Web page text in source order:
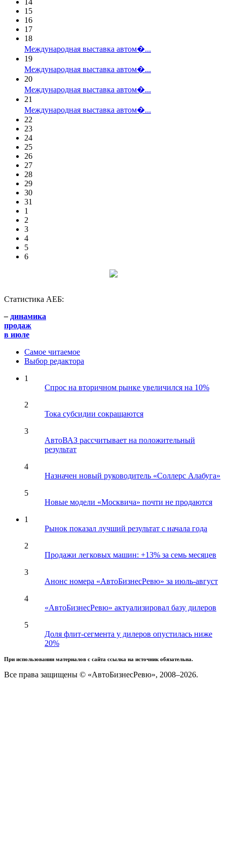
15
16
17
18
Международная выставка автом�...
19
Международная выставка автом�...
20
Международная выставка автом�...
21
Международная выставка автом�...
22
23
24
25
26
27
28
29
30
31
1
2
3
4
5
6
Статистика АЕБ:
– динамика
продаж
в июле
Самое читаемое
Выбор редактора
1
Спрос на вторичном рынке увеличился на 10%
2
Тока субсидии сокращаются
3
АвтоВАЗ рассчитывает на положительный
результат
4
Назначен новый руководитель «Соллерс Алабуга»
5
Новые модели «Москвича» почти не продаются
1
Рынок показал лучший результат с начала года
2
Продажи легковых машин: +13% за семь месяцев
3
Анонс номера «АвтоБизнесРевю» за июль-август
4
«АвтоБизнесРевю» актуализировал базу дилеров
5
Доля флит-сегмента у дилеров опустилась ниже
20%
При использовании материалов с сайта ссылка на источник обязательна.
Все права защищены © «АвтоБизнесРевю», 2008–2026.